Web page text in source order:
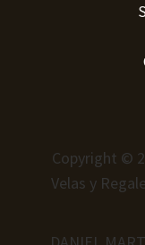
Copyright ©
Velas y